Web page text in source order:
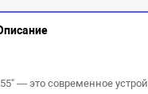
— это современное